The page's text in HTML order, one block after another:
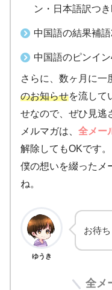
ン・日本語訳つ
中国語の結果補
中国語のピンイ
さらに、数ヶ月に一
のお知らせを流して
せなので、ぜひ見逃
メルマガは、 全メー
解除してもOKです。
僕の想いを綴ったメ
ね。
ゆうき
お待
全メ